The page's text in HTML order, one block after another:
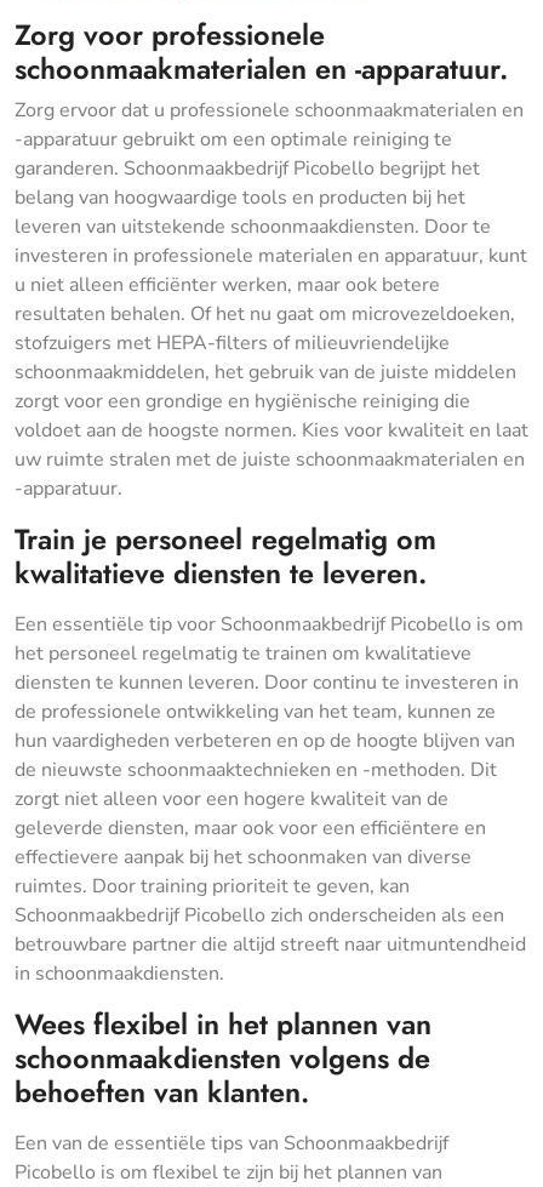
Zorg voor professionele
schoonmaakmaterialen en -apparatuur.
Zorg ervoor dat u professionele schoonmaakmaterialen en
-apparatuur gebruikt om een optimale reiniging te
garanderen. Schoonmaakbedrijf Picobello begrijpt het
belang van hoogwaardige tools en producten bij het
leveren van uitstekende schoonmaakdiensten. Door te
investeren in professionele materialen en apparatuur, kunt
u niet alleen efficiënter werken, maar ook betere
resultaten behalen. Of het nu gaat om microvezeldoeken,
stofzuigers met HEPA-filters of milieuvriendelijke
schoonmaakmiddelen, het gebruik van de juiste middelen
zorgt voor een grondige en hygiënische reiniging die
voldoet aan de hoogste normen. Kies voor kwaliteit en laat
uw ruimte stralen met de juiste schoonmaakmaterialen en
-apparatuur.
Train je personeel regelmatig om
kwalitatieve diensten te leveren.
Een essentiële tip voor Schoonmaakbedrijf Picobello is om
het personeel regelmatig te trainen om kwalitatieve
diensten te kunnen leveren. Door continu te investeren in
de professionele ontwikkeling van het team, kunnen ze
hun vaardigheden verbeteren en op de hoogte blijven van
de nieuwste schoonmaaktechnieken en -methoden. Dit
zorgt niet alleen voor een hogere kwaliteit van de
geleverde diensten, maar ook voor een efficiëntere en
effectievere aanpak bij het schoonmaken van diverse
ruimtes. Door training prioriteit te geven, kan
Schoonmaakbedrijf Picobello zich onderscheiden als een
betrouwbare partner die altijd streeft naar uitmuntendheid
in schoonmaakdiensten.
Wees flexibel in het plannen van
schoonmaakdiensten volgens de
behoeften van klanten.
Een van de essentiële tips van Schoonmaakbedrijf
Picobello is om flexibel te zijn bij het plannen van